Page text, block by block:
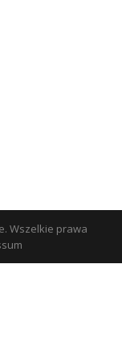
Wszelkie prawa